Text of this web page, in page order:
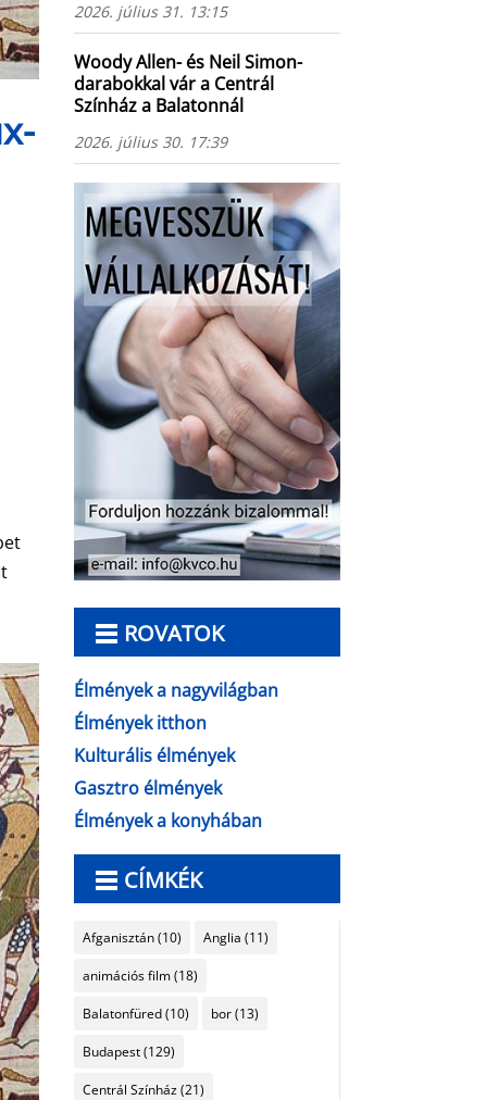
2026. július 31. 13:15
Woody Allen- és Neil Simon-
darabokkal vár a Centrál
Színház a Balatonnál
2026. július 30. 17:39
ROVATOK
Élmények a nagyvilágban
Élmények itthon
Kulturális élmények
Gasztro élmények
Élmények a konyhában
CÍMKÉK
Afganisztán(10) Anglia (11)
animációs film(18)
Balatonfüred(10) bor(13)
Budapest(129)
Centrál Színház(21)